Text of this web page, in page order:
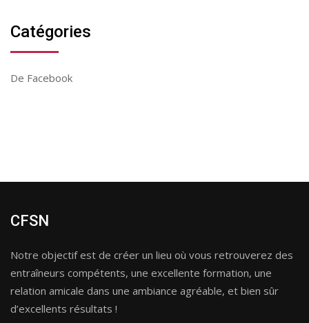
Catégories
De Facebook
CFSN
Notre objectif est de créer un lieu où vous retrouverez des
entraîneurs compétents, une excellente formation, une
relation amicale dans une ambiance agréable, et bien sûr
d’excellents résultats !